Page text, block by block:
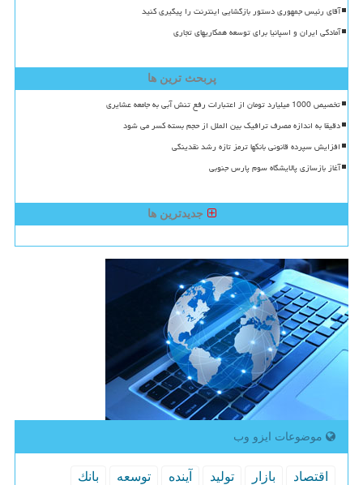
آقای رئیس جمهوری دستور بازگشایی اینترنت را پیگیری کنید
آمادگی ایران و اسپانیا برای توسعه همکاریهای تجاری
پربحث ترین ها
تخصیص 1000 میلیارد تومان از اعتبارات رفع تنش آبی به جامعه عشایری
دقیقا به اندازه مصرف ترافیک بین الملل از حجم بسته کسر می شود
افزایش سپرده قانونی بانکها ترمز تازه رشد نقدینگی
آغاز بازسازی پالایشگاه سوم پارس جنوبی
جدیدترین ها
موضوعات ایزو وب
اقتصاد بازار تولید آینده توسعه
بانك